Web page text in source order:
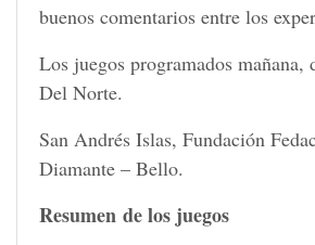
buenos comentarios entre los
Los juegos programados
Del Norte.
San Andrés Islas, Fundación
Diamante – Bello.
Resumen de los juegos